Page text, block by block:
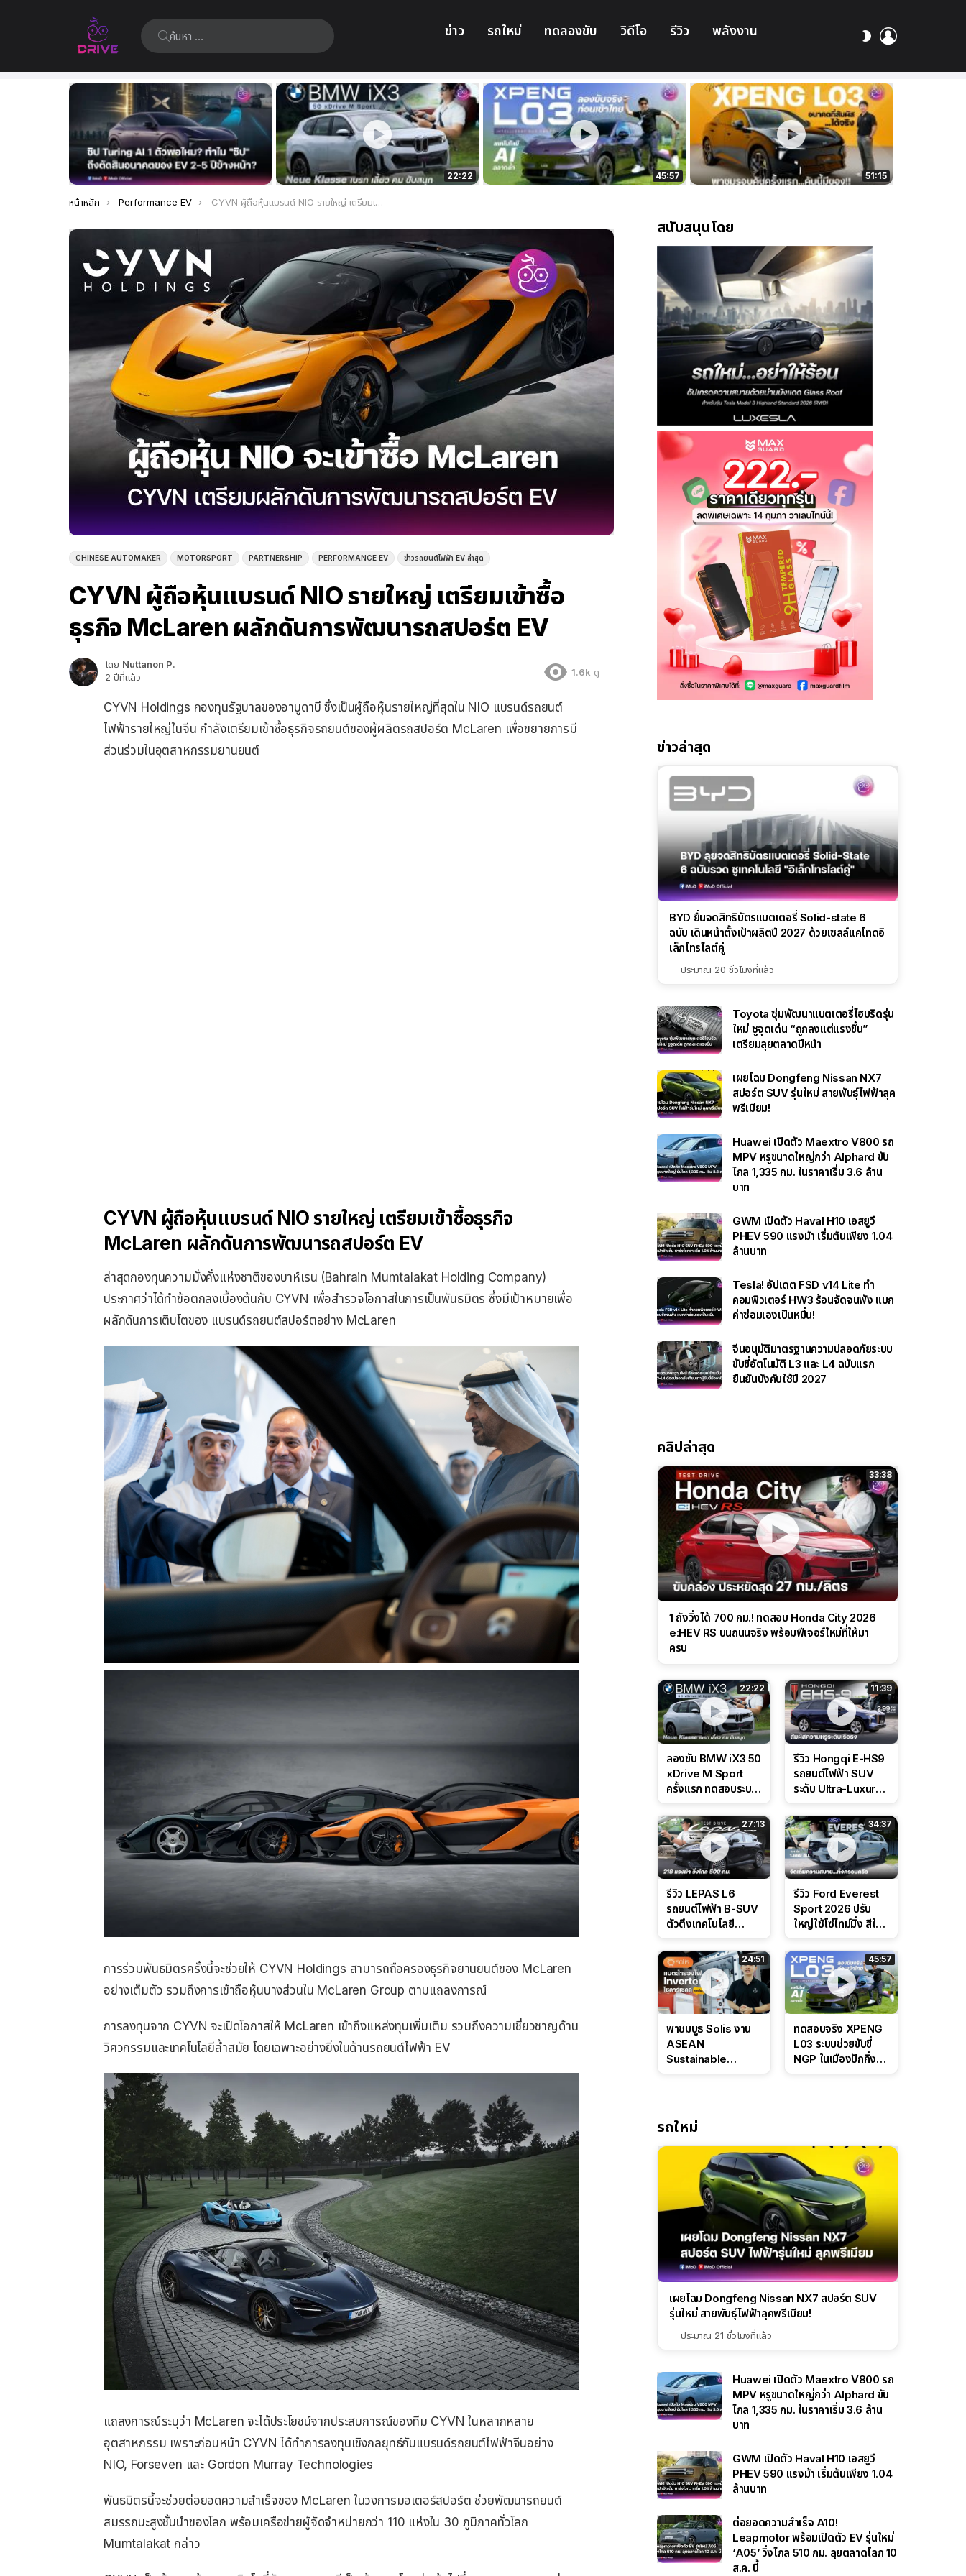
ค้นหา: ข่าว รถใหม่ ทดลองขับ วิดีโอ รีวิว พลังงาน
สลับ
เรื่อง
ล่าสุด
22:22 45:57 51:15
คุณอยู่ที่นี่:
หน้าหลัก Performance EV CYVN ผู้ถือหุ้นแบรนด์ NIO รายใหญ่ เตรียมเข้าซื้อธุรกิจ McLaren ผลักดันการพัฒนารถสปอร์ต EV
CHINESE AUTOMAKER MOTORSPORT PARTNERSHIP PERFORMANCE EV ข่าวรถยนต์ไฟฟ้า EV ล่าสุด
CYVN ผู้ถือหุ้นแบรนด์ NIO รายใหญ่ เตรียมเข้าซื้อ
ธุรกิจ McLaren ผลักดันการพัฒนารถสปอร์ต EV
โดย Nuttanon P.
2 ปีที่แล้ว
1.6k ดู
CYVN Holdings กองทุนรัฐบาลของอาบูดาบี ซึ่งเป็นผู้ถือหุ้นรายใหญ่ที่สุดใน NIO แบรนด์รถยนต์
ไฟฟ้ารายใหญ่ในจีน กำลังเตรียมเข้าซื้อธุรกิจรถยนต์ของผู้ผลิตรถสปอร์ต McLaren เพื่อขยายการมี
ส่วนร่วมในอุตสาหกรรมยานยนต์
CYVN ผู้ถือหุ้นแบรนด์ NIO รายใหญ่ เตรียมเข้าซื้อธุรกิจ
McLaren ผลักดันการพัฒนารถสปอร์ต EV
ล่าสุดกองทุนความมั่งคั่งแห่งชาติของบาห์เรน (Bahrain Mumtalakat Holding Company)
ประกาศว่าได้ทำข้อตกลงเบื้องต้นกับ CYVN เพื่อสำรวจโอกาสในการเป็นพันธมิตร ซึ่งมีเป้าหมายเพื่อ
ผลักดันการเติบโตของ แบรนด์รถยนต์สปอร์ตอย่าง McLaren
การร่วมพันธมิตรครั้งนี้จะช่วยให้ CYVN Holdings สามารถถือครองธุรกิจยานยนต์ของ McLaren
อย่างเต็มตัว รวมถึงการเข้าถือหุ้นบางส่วนใน McLaren Group ตามแถลงการณ์
การลงทุนจาก CYVN จะเปิดโอกาสให้ McLaren เข้าถึงแหล่งทุนเพิ่มเติม รวมถึงความเชี่ยวชาญด้าน
วิศวกรรมและเทคโนโลยีล้ำสมัย โดยเฉพาะอย่างยิ่งในด้านรถยนต์ไฟฟ้า EV
แถลงการณ์ระบุว่า McLaren จะได้ประโยชน์จากประสบการณ์ของทีม CYVN ในหลากหลาย
อุตสาหกรรม เพราะก่อนหน้า CYVN ได้ทำการลงทุนเชิงกลยุทธ์กับแบรนด์รถยนต์ไฟฟ้าจีนอย่าง
NIO, Forseven และ Gordon Murray Technologies
พันธมิตรนี้จะช่วยต่อยอดความสำเร็จของ McLaren ในวงการมอเตอร์สปอร์ต ช่วยพัฒนารถยนต์
สมรรถนะสูงชั้นนำของโลก พร้อมเครือข่ายผู้จัดจำหน่ายกว่า 110 แห่งใน 30 ภูมิภาคทั่วโลก
Mumtalakat กล่าว
สนับสนุนโดย
ข่าวล่าสุด
BYD ยื่นจดสิทธิบัตรแบตเตอรี่ Solid-state 6
ฉบับ เดินหน้าตั้งเป้าผลิตปี 2027 ด้วยเซลล์แคโทดอิ
เล็กโทรไลต์คู่
ประมาณ 20 ชั่วโมงที่แล้ว
Toyota ซุ่มพัฒนาแบตเตอรี่ไฮบริดรุ่น
ใหม่ ชูจุดเด่น “ถูกลงแต่แรงขึ้น”
เตรียมลุยตลาดปีหน้า
เผยโฉม Dongfeng Nissan NX7
สปอร์ต SUV รุ่นใหม่ สายพันธุ์ไฟฟ้าลุค
พรีเมียม!
Huawei เปิดตัว Maextro V800 รถ
MPV หรูขนาดใหญ่กว่า Alphard ขับ
ไกล 1,335 กม. ในราคาเริ่ม 3.6 ล้าน
บาท
GWM เปิดตัว Haval H10 เอสยูวี
PHEV 590 แรงม้า เริ่มต้นเพียง 1.04
ล้านบาท
Tesla! อัปเดต FSD v14 Lite ทำ
คอมพิวเตอร์ HW3 ร้อนจัดจนพัง แบก
ค่าซ่อมเองเป็นหมื่น!
จีนอนุมัติมาตรฐานความปลอดภัยระบบ
ขับขี่อัตโนมัติ L3 และ L4 ฉบับแรก
ยืนยันบังคับใช้ปี 2027
คลิปล่าสุด
33:38
1 ถังวิ่งได้ 700 กม.! ทดสอบ Honda City 2026
e:HEV RS บนถนนจริง พร้อมฟีเจอร์ใหม่ที่ให้มา
ครบ
22:22
ลองขับ BMW iX3 50
xDrive M Sport
ครั้งแรก ทดสอบระบบ
Performance แบบ
จัดเต็มในสนาม
11:39
รีวิว Hongqi E-HS9
รถยนต์ไฟฟ้า SUV
ระดับ Ultra-Luxury
CDC นุ่มหนึบเหนือ
ระดับ
27:13
รีวิว LEPAS L6
รถยนต์ไฟฟ้า B-SUV
ตัวตึงเทคโนโลยี
ล่างหนึบ ลุ้นราคา 7
แสนต้น
34:37
รีวิว Ford Everest
Sport 2026 ปรับ
ใหญ่ใช้โซ่ไทม์มิ่ง สีใหม่
ดุดันสไตล์ครอบครัว
สายลุย
24:51
พาชมบูธ Solis งาน
ASEAN
Sustainable
IntelliHouse และ
EverCORE โซลูชัน
ESS ครบวงจร
45:57
ทดสอบจริง XPENG
L03 ระบบช่วยขับขี่
NGP ในเมืองปักกิ่ง
รถใหม่
เผยโฉม Dongfeng Nissan NX7 สปอร์ต SUV
รุ่นใหม่ สายพันธุ์ไฟฟ้าลุคพรีเมียม!
ประมาณ 21 ชั่วโมงที่แล้ว
Huawei เปิดตัว Maextro V800 รถ
MPV หรูขนาดใหญ่กว่า Alphard ขับ
ไกล 1,335 กม. ในราคาเริ่ม 3.6 ล้าน
บาท
GWM เปิดตัว Haval H10 เอสยูวี
PHEV 590 แรงม้า เริ่มต้นเพียง 1.04
ล้านบาท
ต่อยอดความสำเร็จ A10!
Leapmotor พร้อมเปิดตัว EV รุ่นใหม่
‘A05’ วิ่งไกล 510 กม. ลุยตลาดโลก 10
ส.ค. นี้